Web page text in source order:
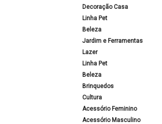
Decoração Casa
Linha Pet
Beleza
Jardim e Ferramentas
Lazer
Linha Pet
Beleza
Brinquedos
Cultura
Acessório Feminino
Acessório Masculino